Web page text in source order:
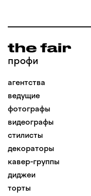
профи
агентства
ведущие
фотографы
видеографы
стилисты
декораторы
кавер-группы
диджеи
торты